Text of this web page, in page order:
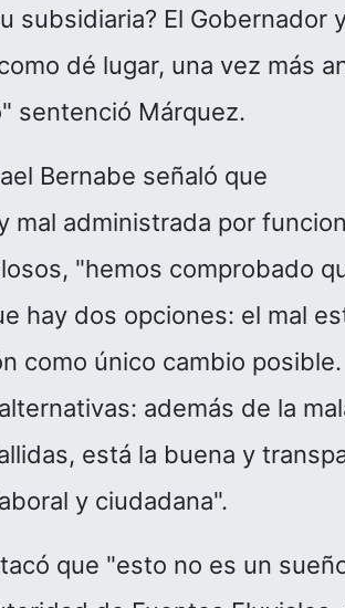
subsidiaria? El Gobernador
dé lugar, una vez más
sentenció Márquez.
Bernabe señaló que
mal administrada por
"hemos comprobado
hay dos opciones: el mal
como único cambio
además de la
está la buena y
y ciudadana".
que "esto no es un